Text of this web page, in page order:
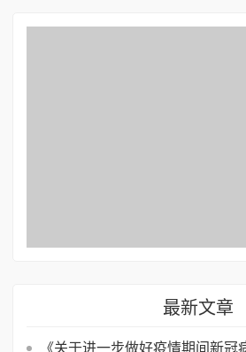
最新文章
《关于进一步做好疫情期间新冠